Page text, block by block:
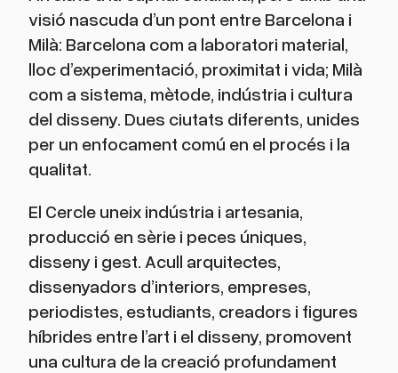
visió nascuda d’un pont entre Barcelona i
Milà: Barcelona com a laboratori material,
lloc d’experimentació, proximitat i vida; Milà
com a sistema, mètode, indústria i cultura
del disseny. Dues ciutats diferents, unides
per un enfocament comú en el procés i la
qualitat.
El Cercle uneix indústria i artesania,
producció en sèrie i peces úniques,
disseny i gest. Acull arquitectes,
dissenyadors d’interiors, empreses,
periodistes, estudiants, creadors i figures
híbrides entre l’art i el disseny, promovent
una cultura de la creació profundament